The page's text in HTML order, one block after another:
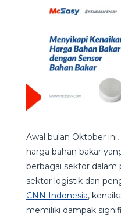
Awal bulan Oktober
harga bahan bakar
berbagai sektor dalam
sektor logistik dan
CNN Indonesia,
memiliki dampak